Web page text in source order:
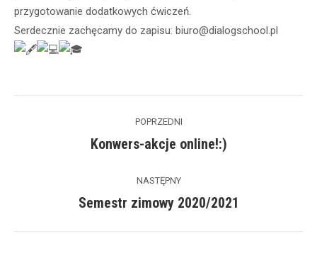
przygotowanie dodatkowych ćwiczeń.
Serdecznie zachęcamy do zapisu: biuro@dialogschool.pl
navigation
POPRZEDNI
Previous
Konwers-akcje online!:)
NASTĘPNY
Next
Semestr zimowy 2020/2021